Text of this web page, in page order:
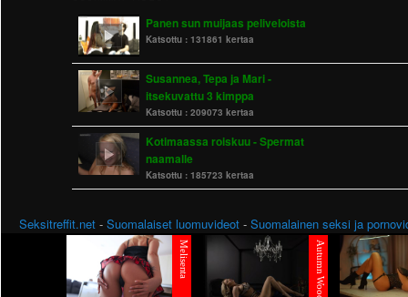
Panen sun muijaas peliveloista
Katsottu : 131861 kertaa
Susannea, Tepa ja Mari -
itsekuvattu 3 kimppa
Katsottu : 209073 kertaa
Kotimaassa roiskuu - Spermat
naamalle
Katsottu : 185723 kertaa
Seksitreffit.net -Suomalaiset luomuvideot -Suomalainen seksi ja